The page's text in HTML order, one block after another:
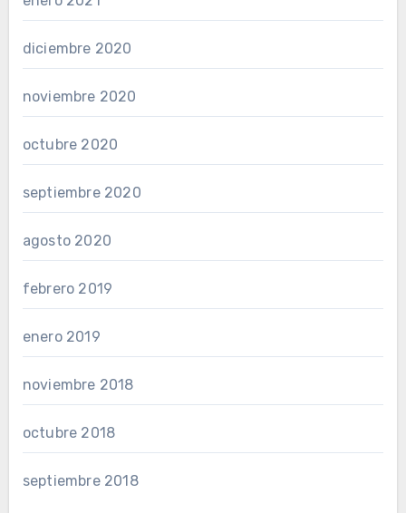
diciembre 2020
noviembre 2020
octubre 2020
septiembre 2020
agosto 2020
febrero 2019
enero 2019
noviembre 2018
octubre 2018
septiembre 2018